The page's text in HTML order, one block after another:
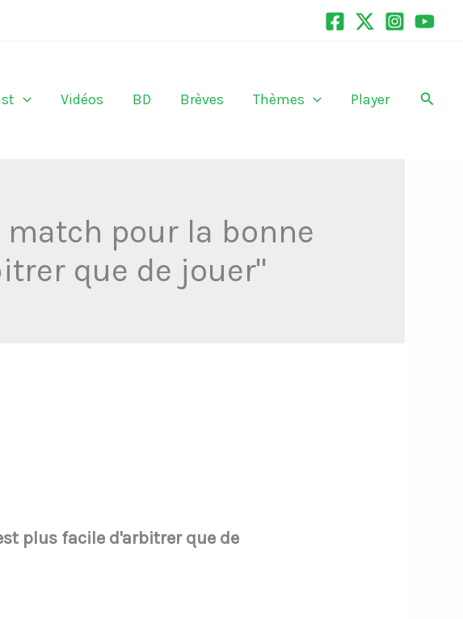
Vidéos BD Brèves Thèmes Player
pour la bonne
que de jouer"
plus facile d'arbitrer que de